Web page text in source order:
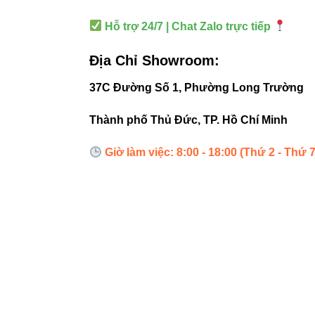
Chỉ số hoàn
Tuổi thọ
Hỗ trợ 24/7 | Chat Zalo trực tiếp
Địa Chỉ Showroom:
37C Đường Số 1, Phường Long Trường
Thành phố Thủ Đức, TP. Hồ Chí Minh
Giờ làm việc: 8:00 - 18:00 (Thứ 2 - Thứ